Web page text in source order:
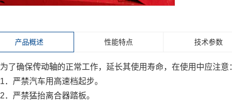
产品概述 性能特点 技术参数
为了确保传动轴的正常工作，延长其使用寿命，在使用中应注意
1．严禁汽车用高速档起步。
2．严禁猛抬离合器踏板。